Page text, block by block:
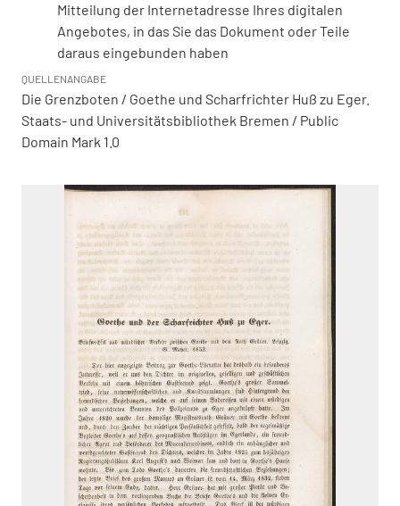
Mitteilung der Internetadresse Ihres digitalen
Angebotes, in das Sie das Dokument oder Teile
daraus eingebunden haben
QUELLENANGABE
Die Grenzboten / Goethe und Scharfrichter Huß zu Eger.
Staats- und Universitätsbibliothek Bremen / Public
Domain Mark 1.0